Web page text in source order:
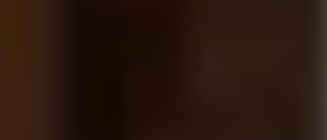
如需了解更多信息，请联系您